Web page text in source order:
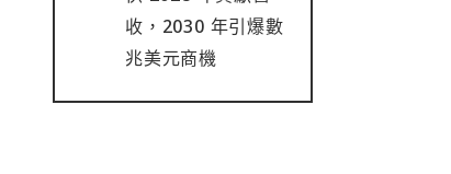
收，2030 年引爆數
兆美元商機